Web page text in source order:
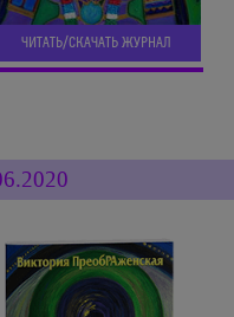
ЧИТАТЬ/СКАЧАТЬ ЖУРНАЛ